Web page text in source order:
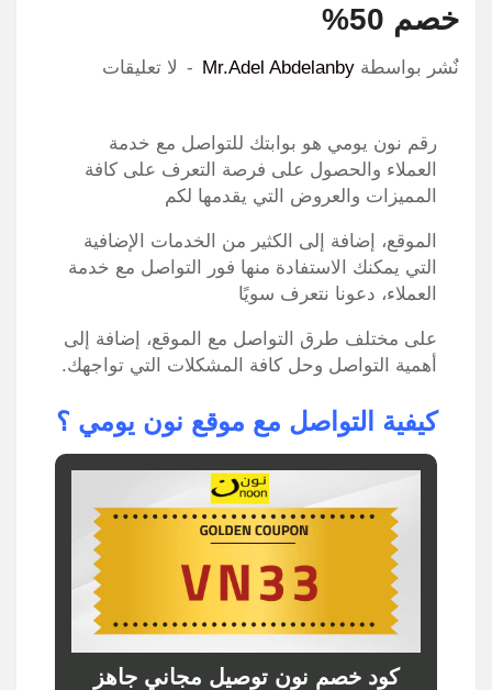
خصم 50%
نٌشر بواسطة Mr.Adel Abdelanby لا تعليقات
رقم نون يومي هو بوابتك للتواصل مع خدمة
العملاء والحصول على فرصة التعرف على كافة
المميزات والعروض التي يقدمها لكم
الموقع، إضافة إلى الكثير من الخدمات الإضافية
التي يمكنك الاستفادة منها فور التواصل مع خدمة
العملاء، دعونا نتعرف سويًا
على مختلف طرق التواصل مع الموقع، إضافة إلى
أهمية التواصل وحل كافة المشكلات التي تواجهك.
كيفية التواصل مع موقع نون يومي ؟
كود خصم نون توصيل مجاني جاهز